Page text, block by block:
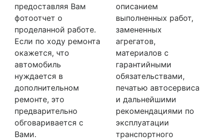
предоставляя Вам
фотоотчет о
проделанной работе.
Если по ходу ремонта
окажется, что
автомобиль
нуждается в
дополнительном
ремонте, это
предварительно
обговаривается с
Вами.
описанием
выполненных работ,
замененных
агрегатов,
материалов с
гарантийными
обязательствами,
печатью автосервиса
и дальнейшими
рекомендациями по
эксплуатации
транспортного